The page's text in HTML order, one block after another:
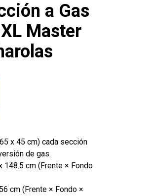
a Gas
Master
x 45 cm) cada sección
de gas.
cm (Frente × Fondo
cm (Frente × Fondo ×